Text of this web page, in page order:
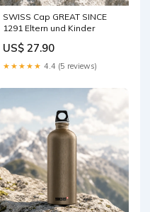
SWISS Cap GREAT SINCE
1291 Eltern und Kinder
US$ 27.90
★★★★★ 4.4 (5 reviews)